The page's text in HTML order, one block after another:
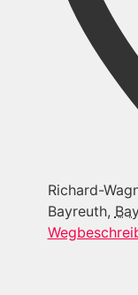
Richard-
Bayreuth,